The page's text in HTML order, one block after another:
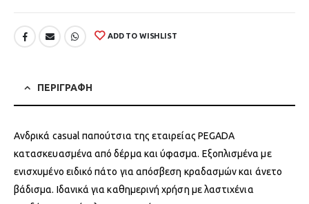
ADD TO WISHLIST
ΠΕΡΙΓΡΑΦΗ
Ανδρικά casual παπούτσια της εταιρείας PEGADA
κατασκευασμένα από δέρμα και ύφασμα. Εξοπλισμένα με
ενισχυμένο ειδικό πάτο για απόσβεση κραδασμών και άνετο
βάδισμα. Ιδανικά για καθημερινή χρήση με λαστιχένια